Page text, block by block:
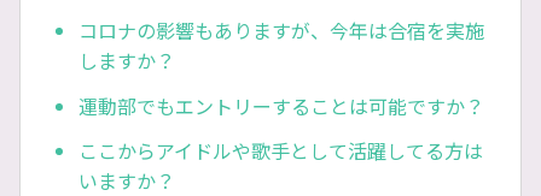
コロナの影響もありますが、今年は合宿を実施
しますか？
運動部でもエントリーすることは可能ですか？
ここからアイドルや歌手として活躍してる方は
いますか？